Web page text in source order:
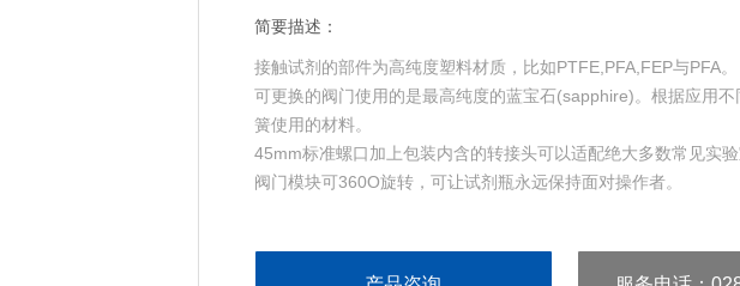
简要描述：
接触试剂的部件为高纯度塑料材质，比如PTFE,PFA,FEP与PFA。
可更换的阀门使用的是最高纯度的蓝宝石(sapphire)。根据应用
簧使用的材料。
45mm标准螺口加上包装内含的转接头可以适配绝大多数常见实验
阀门模块可360O旋转，可让试剂瓶永远保持面对操作者。